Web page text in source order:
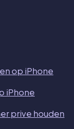
op iPhone
iPhone
prive houden